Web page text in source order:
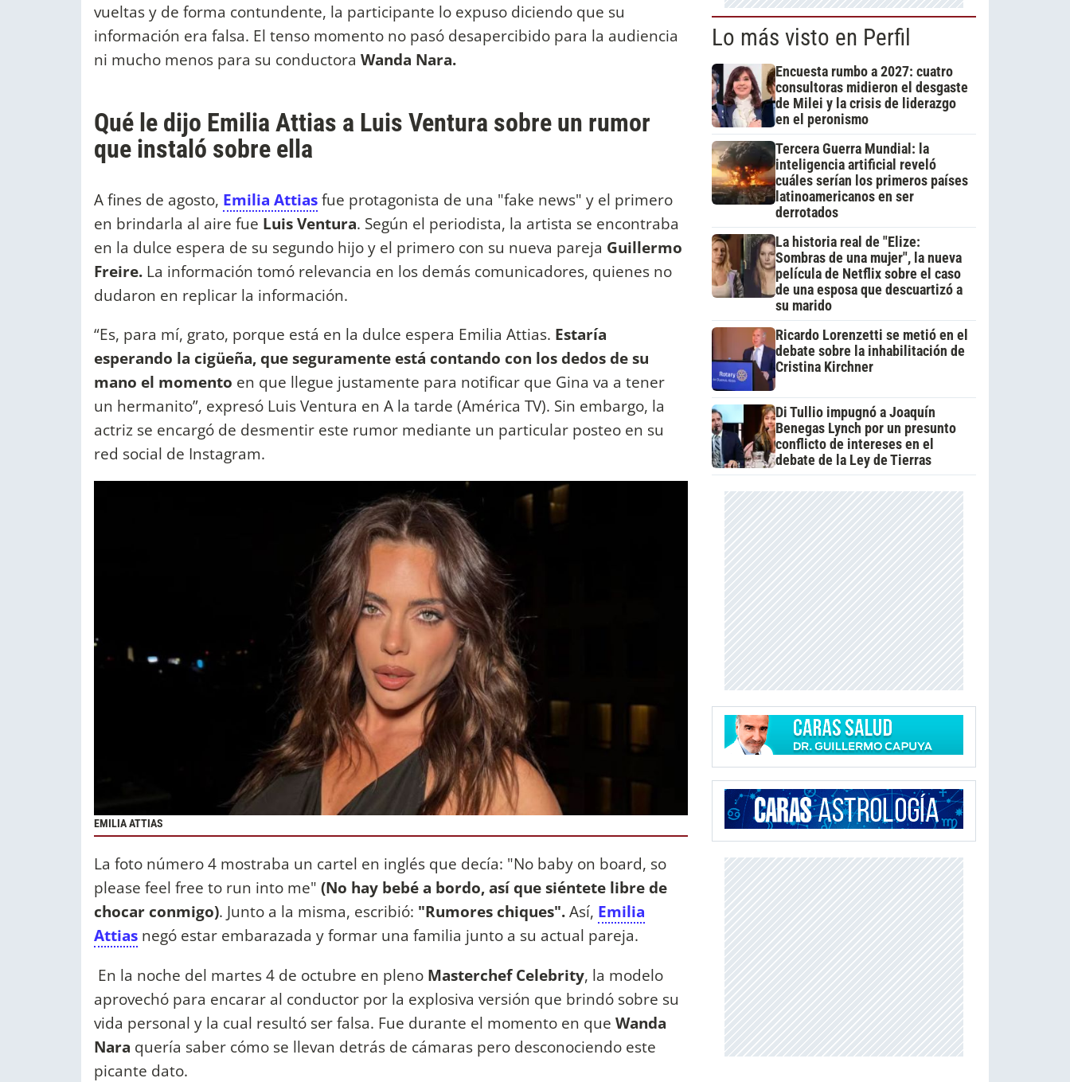
vueltas y de forma contundente, la participante lo expuso diciendo que su
información era falsa. El tenso momento no pasó desapercibido para la audiencia
ni mucho menos para su conductora Wanda Nara.
Qué le dijo Emilia Attias a Luis Ventura sobre un rumor
que instaló sobre ella
A fines de agosto, Emilia Attiasfue protagonista de una "fake news" y el primero
en brindarla al aire fue Luis Ventura. Según el periodista, la artista se encontraba
en la dulce espera de su segundo hijo y el primero con su nueva pareja Guillermo
Freire. La información tomó relevancia en los demás comunicadores, quienes no
dudaron en replicar la información.
“Es, para mí, grato, porque está en la dulce espera Emilia Attias. Estaría
esperando la cigüeña, que seguramente está contando con los dedos de su
mano el momento en que llegue justamente para notificar que Gina va a tener
un hermanito”, expresó Luis Ventura en A la tarde (América TV). Sin embargo, la
actriz se encargó de desmentir este rumor mediante un particular posteo en su
red social de Instagram.
EMILIA ATTIAS
La foto número 4 mostraba un cartel en inglés que decía: "No baby on board, so
please feel free to run into me" (No hay bebé a bordo, así que siéntete libre de
chocar conmigo). Junto a la misma, escribió: "Rumores chiques".Así, Emilia
Attias negó estar embarazada y formar una familia junto a su actual pareja.
En la noche del martes 4 de octubre en pleno Masterchef Celebrity, la modelo
aprovechó para encarar al conductor por la explosiva versión que brindó sobre su
vida personal y la cual resultó ser falsa. Fue durante el momento en que Wanda
Nara quería saber cómo se llevan detrás de cámaras pero desconociendo este
picante dato.
Lo más visto en Perfil
Encuesta rumbo a 2027: cuatro
consultoras midieron el desgaste
de Milei y la crisis de liderazgo
en el peronismo
Tercera Guerra Mundial: la
inteligencia artificial reveló
cuáles serían los primeros países
latinoamericanos en ser
derrotados
La historia real de "Elize:
Sombras de una mujer", la nueva
película de Netflix sobre el caso
de una esposa que descuartizó a
su marido
Ricardo Lorenzetti se metió en el
debate sobre la inhabilitación de
Cristina Kirchner
Di Tullio impugnó a Joaquín
Benegas Lynch por un presunto
conflicto de intereses en el
debate de la Ley de Tierras